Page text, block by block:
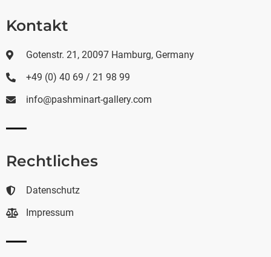
Kontakt
Gotenstr. 21, 20097 Hamburg, Germany
+49 (0) 40 69 / 21 98 99
info@pashminart-gallery.com
Rechtliches
Datenschutz
Impressum